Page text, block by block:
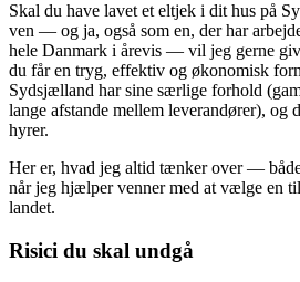
Skal du have lavet et eltjek i dit hus på
ven — og ja, også som en, der har
hele Danmark i årevis — vil jeg gerne
du får en tryg, effektiv og økonomisk
Sydsjælland har sine særlige forhold
lange afstande mellem leverandører), og
hyrer.
Her er, hvad jeg altid tænker over —
når jeg hjælper venner med at vælge en
landet.
Risici du skal undgå